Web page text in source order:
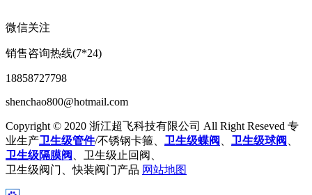
微信关注
销售咨询热线(7*24)
18858727798
shenchao800@hotmail.com
Copyright © 2020 浙江超飞科技有限公司 All Right Reseved 专
业生产卫生级管件/不锈钢卡箍、 卫生级蝶阀 、 卫生级球阀 、
卫生级隔膜阀 、卫生级止回阀、
卫生级阀门、快装阀门产品 网站地图